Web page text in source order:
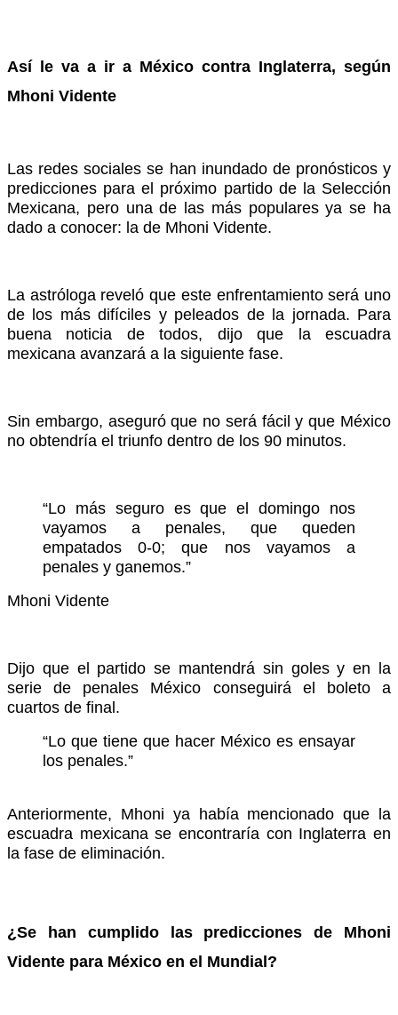
Así le va a ir a México contra Inglaterra, según
Mhoni Vidente
Las redes sociales se han inundado de pronósticos y
predicciones para el próximo partido de la Selección
Mexicana, pero una de las más populares ya se ha
dado a conocer: la de Mhoni Vidente.
La astróloga reveló que este enfrentamiento será uno
de los más difíciles y peleados de la jornada. Para
buena noticia de todos, dijo que la escuadra
mexicana avanzará a la siguiente fase.
Sin embargo, aseguró que no será fácil y que México
no obtendría el triunfo dentro de los 90 minutos.
“Lo más seguro es que el domingo nos
vayamos a penales, que queden
empatados 0-0; que nos vayamos a
penales y ganemos.”
Mhoni Vidente
Dijo que el partido se mantendrá sin goles y en la
serie de penales México conseguirá el boleto a
cuartos de final.
“Lo que tiene que hacer México es ensayar
los penales.”
Anteriormente, Mhoni ya había mencionado que la
escuadra mexicana se encontraría con Inglaterra en
la fase de eliminación.
¿Se han cumplido las predicciones de Mhoni
Vidente para México en el Mundial?